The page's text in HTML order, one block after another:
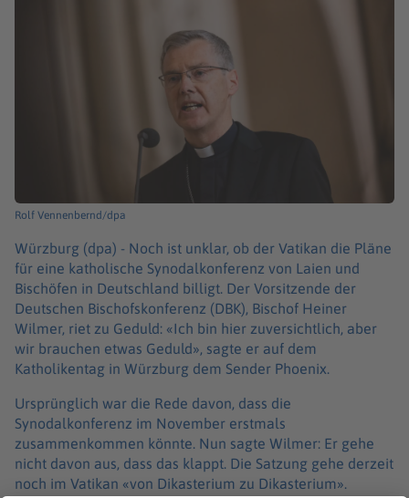
Rolf Vennenbernd/dpa
Würzburg (dpa) - Noch ist unklar, ob der Vatikan die Pläne
für eine katholische Synodalkonferenz von Laien und
Bischöfen in Deutschland billigt. Der Vorsitzende der
Deutschen Bischofskonferenz (DBK), Bischof Heiner
Wilmer, riet zu Geduld: «Ich bin hier zuversichtlich, aber
wir brauchen etwas Geduld», sagte er auf dem
Katholikentag in Würzburg dem Sender Phoenix.
Ursprünglich war die Rede davon, dass die
Synodalkonferenz im November erstmals
zusammenkommen könnte. Nun sagte Wilmer: Er gehe
nicht davon aus, dass das klappt. Die Satzung gehe derzeit
noch im Vatikan «von Dikasterium zu Dikasterium».